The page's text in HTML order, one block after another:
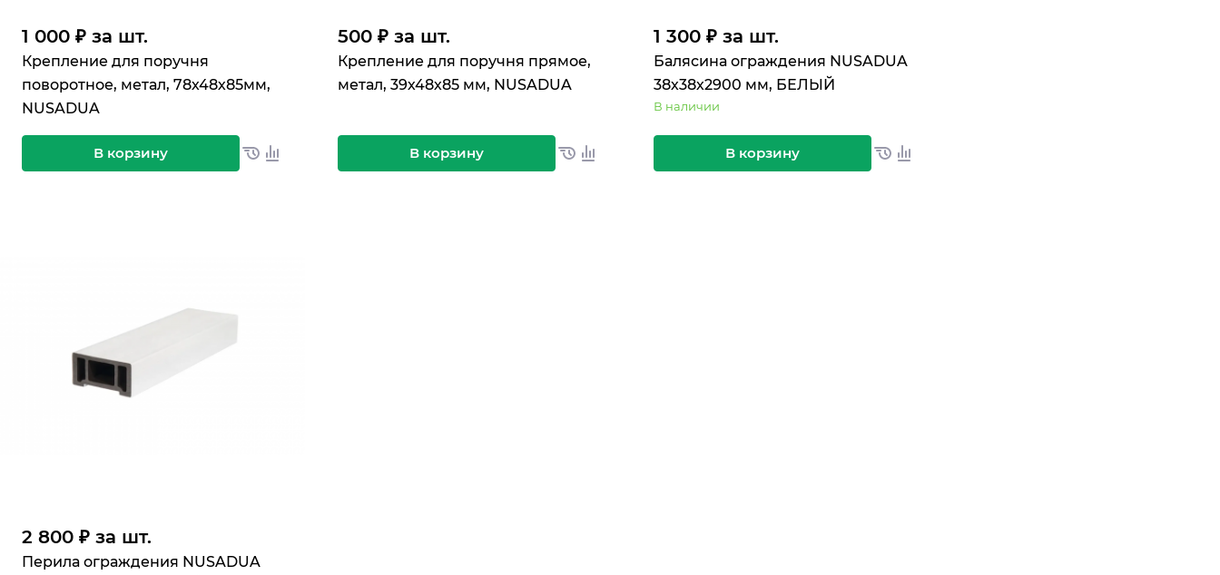
1 000 ₽ за шт.
Крепление для поручня
поворотное, метал, 78х48х85мм,
NUSADUA
В корзину
500 ₽ за шт.
Крепление для поручня прямое,
метал, 39х48х85 мм, NUSADUA
В корзину
1 300 ₽ за шт.
Балясина ограждения NUSADUA
38х38х2900 мм, БЕЛЫЙ
В наличии
В корзину
2 800 ₽ за шт.
Перила ограждения NUSADUA